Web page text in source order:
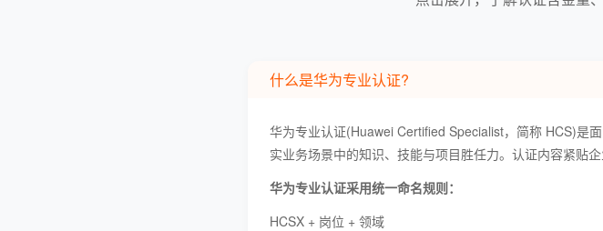
什么是华为专业认证?
华为专业认证(Huawei Certified Specialist，简称 HCS)是
实业务场景中的知识、技能与项目胜任力。认证内容紧贴
华为专业认证采用统一命名规则：
HCSX + 岗位 + 领域